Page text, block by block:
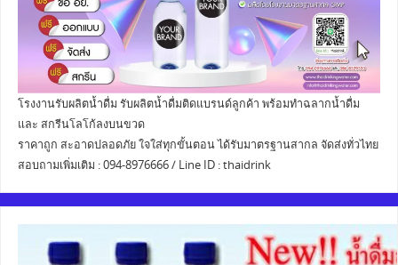
โรงงานรับผลิตน้ำดื่ม รับผลิตน้ำดื่มติดแบรนด์ลูกค้า พร้อมทำฉลากน้ำดื่ม
และ สกรีนโลโก้ลงบนขวด
ราคาถูก สะอาดปลอดภัย ใจใส่ทุกขั้นตอน ได้รับมาตรฐานสากล จัดส่งทั่วไทย
สอบถามเพิ่มเติม : 094-8976666 / Line ID : thaidrink